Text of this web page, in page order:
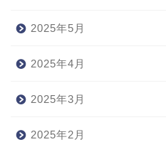
2025年5月
2025年4月
2025年3月
2025年2月